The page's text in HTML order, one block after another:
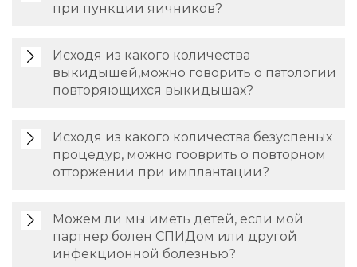
при пункции яичников?
Исходя из какого количества
выкидышей,можно говорить о патологии
повторяющихся выкидышах?
Исходя из какого количества безуспеных
процедур, можно гооврить о повторном
отторжении при имплантации?
Можем ли мы иметь детей, если мой
партнер болен СПИДом или другой
инфекционной болезнью?